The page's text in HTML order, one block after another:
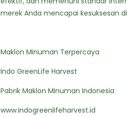
merek Anda mencapai kesuksesan
Maklon Minuman Terpercaya
Indo GreenLife Harvest
Pabrik Maklon Minuman Indonesia
www.indogreenlifeharvest.id